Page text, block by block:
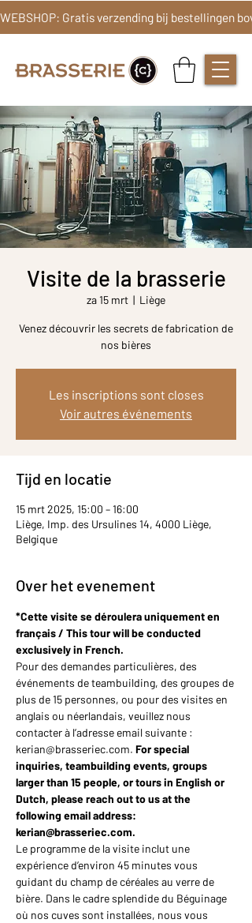
Visite de la brasserie
za 15 mrt
  |
Liège
Venez découvrir les secrets de fabrication de
nos bières
Les inscriptions sont closes
Voir autres événements
Tijd en locatie
15 mrt 2025, 15:00 – 16:00
Liège, Imp. des Ursulines 14, 4000 Liège,
Belgique
Over het evenement
*Cette visite se déroulera uniquement en
français / This tour will be conducted
exclusively in French.
Pour des demandes particulières, des
événements de teambuilding, des groupes de
plus de 15 personnes, ou pour des visites en
anglais ou néerlandais, veuillez nous
contacter à l’adresse email suivante :
kerian@brasseriec.com. For special
inquiries, teambuilding events, groups
larger than 15 people, or tours in English or
Dutch, please reach out to us at the
following email address:
kerian@brasseriec.com.
Le programme de la visite inclut une
expérience d’environ 45 minutes vous
guidant du champ de céréales au verre de
bière. Dans le cadre splendide du Béguinage
où nos cuves sont installées, nous vous